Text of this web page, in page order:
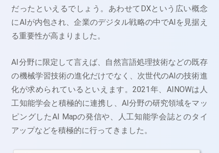
だったといえるでしょう。あわせてDXという広い概念
にAIが内包され、企業のデジタル戦略の中でAIを見据え
る重要性が高まりました。
AI分野に限定して言えば、自然言語処理技術などの既存
の機械学習技術の進化だけでなく、次世代のAIの技術進
化が求められているといえます。2021年、AINOWは人
工知能学会と積極的に連携し、AI分野の研究領域をマッ
ピングしたAI Mapの発信や、人工知能学会誌とのタイ
アップなどを積極的に行ってきました。